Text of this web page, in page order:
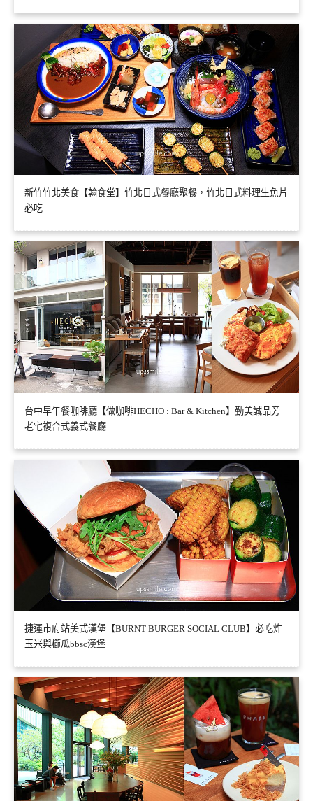
新竹竹北美食【翰食堂】竹北日式餐廳聚餐，竹北日式料理生魚片
必吃
台中早午餐咖啡廳【做咖啡HECHO : Bar & Kitchen】勤美誠品旁
老宅複合式義式餐廳
捷運市府站美式漢堡【BURNT BURGER SOCIAL CLUB】必吃炸
玉米與櫛瓜bbsc漢堡